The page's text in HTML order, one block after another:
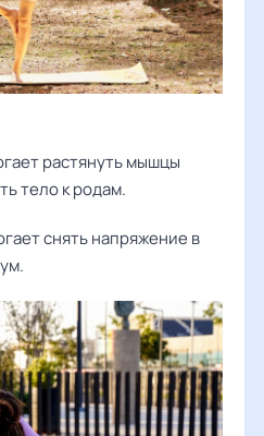
растянуть мышцы
тело к родам.
снять напряжение в